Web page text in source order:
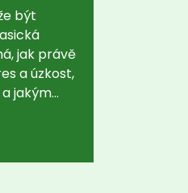
být
jak právě
a úzkost,
jakým